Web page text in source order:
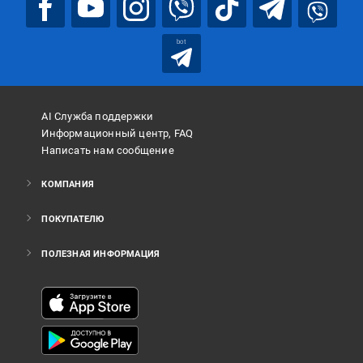
bot
AI Служба поддержки
Информационный центр, FAQ
Написать нам сообщение
КОМПАНИЯ
ПОКУПАТЕЛЮ
ПОЛЕЗНАЯ ИНФОРМАЦИЯ